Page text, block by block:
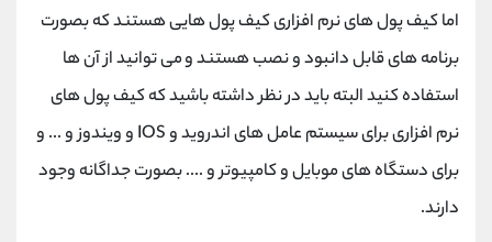
اما کیف پول های نرم افزاری کیف پول هایی هستند که بصورت
برنامه های قابل دانبود و نصب هستند و می توانید از آن ها
استفاده کنید البته باید در نظر داشته باشید که کیف پول های
نرم افزاری برای سیستم عامل های اندروید و IOS و ویندوز و ... و
برای دستگاه های موبایل و کامپیوتر و .... بصورت جداگانه وجود
دارند.